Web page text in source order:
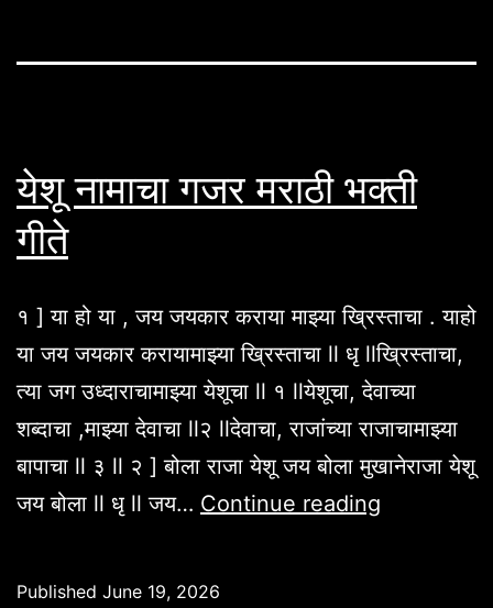
येशू नामाचा गजर मराठी भक्ती
गीते
१ ] या हो या , जय जयकार कराया माझ्या ख्रिस्ताचा . याहो
या जय जयकार करायामाझ्या ख्रिस्ताचा ll धृ llख्रिस्ताचा,
त्या जग उध्दाराचामाझ्या येशूचा ll १ llयेशूचा, देवाच्या
शब्दाचा ,माझ्या देवाचा ll२ llदेवाचा, राजांच्या राजाचामाझ्या
बापाचा ll ३ ll २ ] बोला राजा येशू जय बोला मुखानेराजा येशू
जय बोला ll धृ ll जय… Continue reading
Published June 19, 2026